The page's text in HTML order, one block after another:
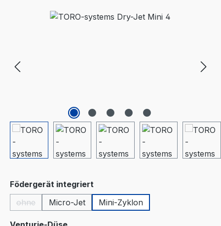
Bildergalerie überspringen
Födergerät integriert
ohne
(Diese Option ist zurzeit nicht verfügbar.)
Micro-Jet Mini-Zyklon
auswählen